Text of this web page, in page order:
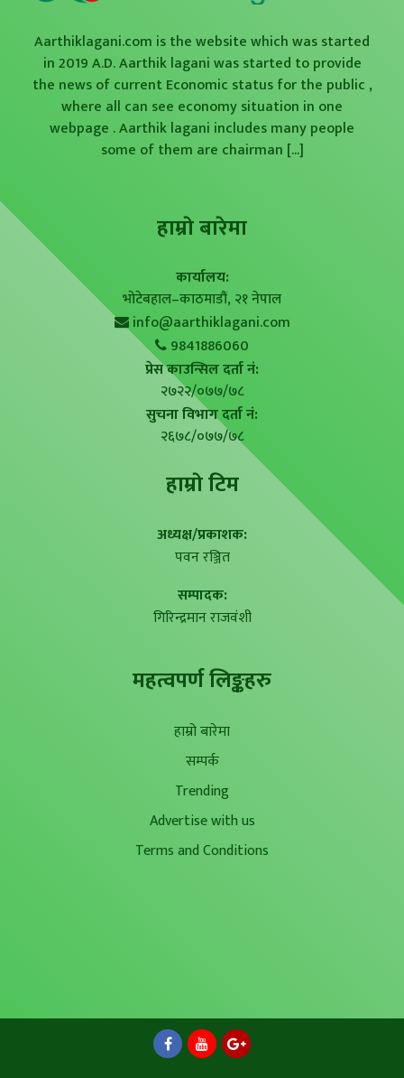
Aarthiklagani.com is the website which was started
in 2019 A.D. Aarthik lagani was started to provide
the news of current Economic status for the public ,
where all can see economy situation in one
webpage . Aarthik lagani includes many people
some of them are chairman [...]
हाम्राे बारेमा
कार्यालय:
भोटेबहाल–काठमाडौं, २१ नेपाल
info@aarthiklagani.com
9841886060
प्रेस काउन्सिल दर्ता नं:
२७२२/०७७/७८
सुचना विभाग दर्ता नं:
२६७८/०७७/७८
हाम्राे टिम
अध्यक्ष/प्रकाशक:
पवन रञ्जित
सम्पादक:
गिरिन्द्रमान राजवंशी
महत्वपर्ण लिङ्कहरु
हाम्रो बारेमा
सम्पर्क
Trending
Advertise with us
Terms and Conditions